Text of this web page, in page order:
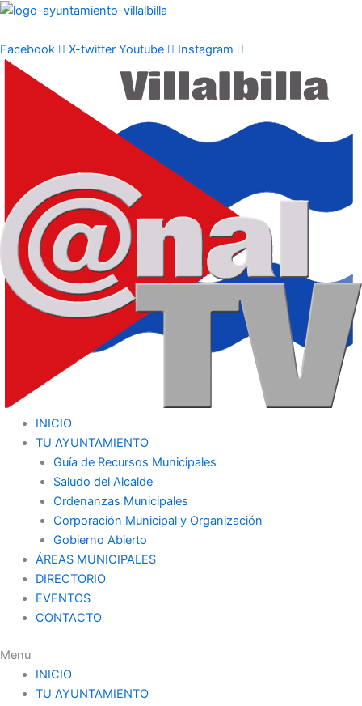
Ir
contenido
Facebook X-twitter Youtube Instagram
INICIO
TU AYUNTAMIENTO
Guía de Recursos Municipales
Saludo del Alcalde
Ordenanzas Municipales
Corporación Municipal y Organización
Gobierno Abierto
ÁREAS MUNICIPALES
DIRECTORIO
EVENTOS
CONTACTO
Menu
INICIO
TU AYUNTAMIENTO